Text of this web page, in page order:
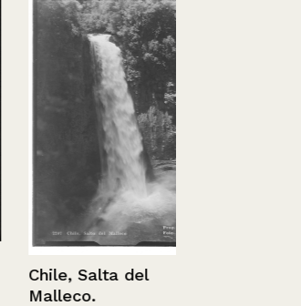
Chile, Salta del
Malleco.